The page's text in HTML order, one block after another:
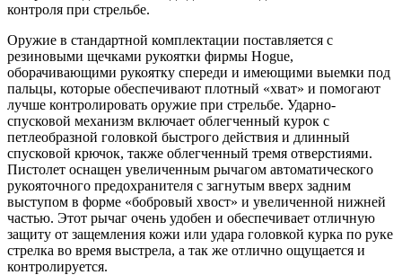
контроля при стрельбе.
Оружие в стандартной комплектации поставляется с
резиновыми щечками рукоятки фирмы Hogue,
оборачивающими рукоятку спереди и имеющими выемки под
пальцы, которые обеспечивают плотный «хват» и помогают
лучше контролировать оружие при стрельбе. Ударно-
спусковой механизм включает облегченный курок с
петлеобразной головкой быстрого действия и длинный
спусковой крючок, также облегченный тремя отверстиями.
Пистолет оснащен увеличенным рычагом автоматического
рукояточного предохранителя с загнутым вверх задним
выступом в форме «бобровый хвост» и увеличенной нижней
частью. Этот рычаг очень удобен и обеспечивает отличную
защиту от защемления кожи или удара головкой курка по руке
стрелка во время выстрела, а так же отлично ощущается и
контролируется.